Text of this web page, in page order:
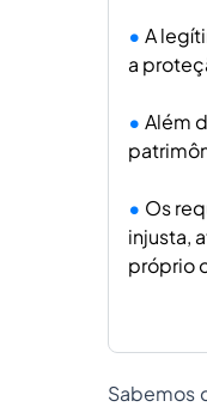
A
a
Além
Os
injusta,
próprio
Sabemos